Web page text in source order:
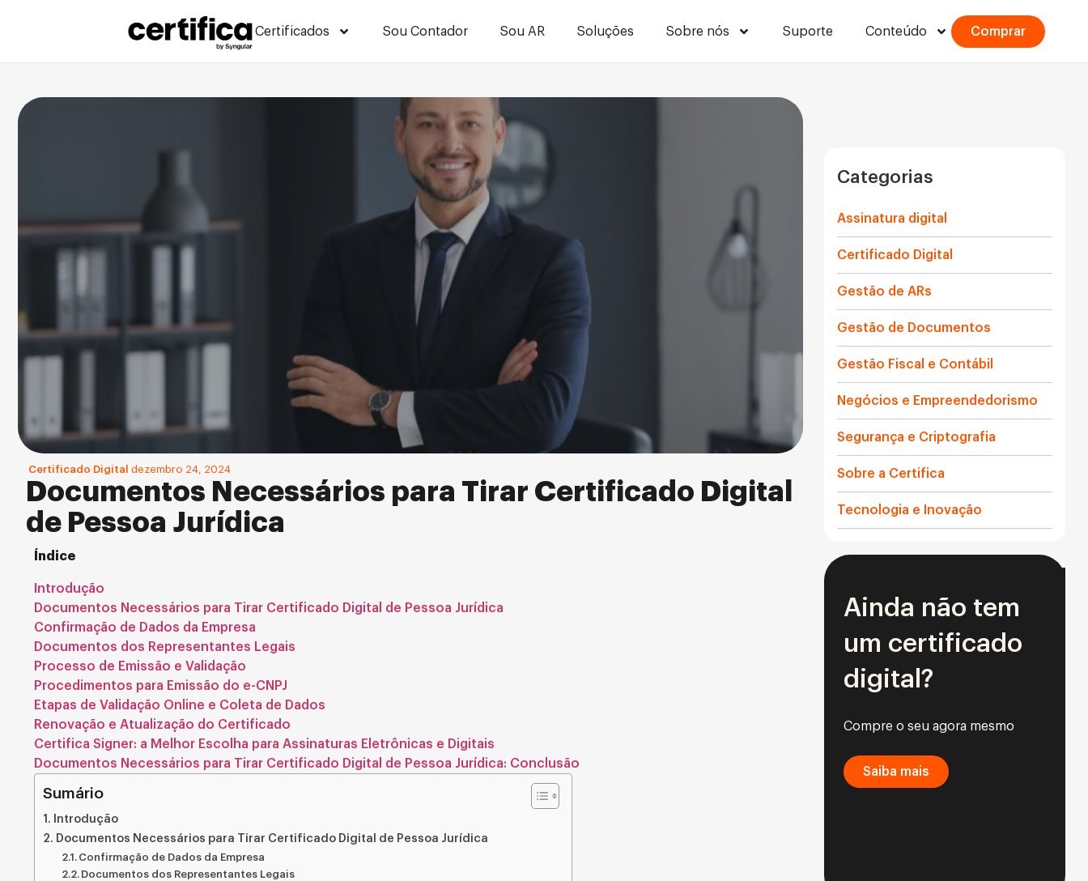
Certificados Sou Contador Sou AR Soluções Sobre nós Suporte Conteúdo Comprar
Certificado Digital dezembro 24, 2024
Documentos Necessários para Tirar Certificado Digital
de Pessoa Jurídica
Índice
Introdução
Documentos Necessários para Tirar Certificado Digital de Pessoa Jurídica
Confirmação de Dados da Empresa
Documentos dos Representantes Legais
Processo de Emissão e Validação
Procedimentos para Emissão do e-CNPJ
Etapas de Validação Online e Coleta de Dados
Renovação e Atualização do Certificado
Certifica Signer: a Melhor Escolha para Assinaturas Eletrônicas e Digitais
Documentos Necessários para Tirar Certificado Digital de Pessoa Jurídica: Conclusão
Sumário
Introdução
Documentos Necessários para Tirar Certificado Digital de Pessoa Jurídica
Confirmação de Dados da Empresa
Documentos dos Representantes Legais
Categorias
Assinatura digital
Certificado Digital
Gestão de ARs
Gestão de Documentos
Gestão Fiscal e Contábil
Negócios e Empreendedorismo
Segurança e Criptografia
Sobre a Certifica
Tecnologia e Inovação
Ainda não tem
um certificado
digital?
Compre o seu agora mesmo
Saiba mais